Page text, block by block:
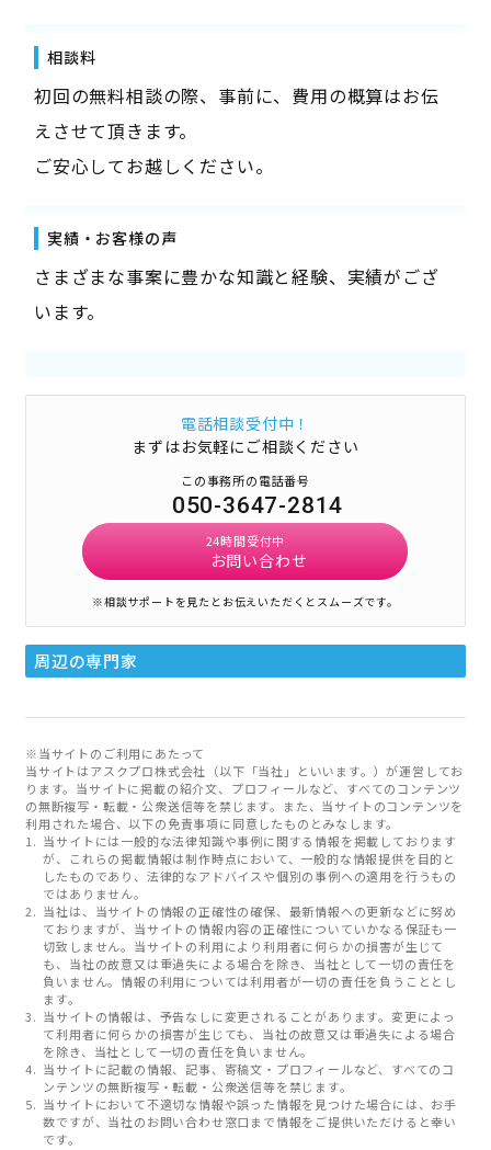
相談料
初回の無料相談の際、事前に、費用の概算はお伝
えさせて頂きます。
ご安心してお越しください。
実績・お客様の声
さまざまな事案に豊かな知識と経験、実績がござ
います。
電話相談受付中！
まずはお気軽にご相談ください
この事務所の電話番号
050-3647-2814
24時間受付中
お問い合わせ
※相談サポートを見たとお伝えいただくとスムーズです。
周辺の専門家
※当サイトのご利用にあたって
当サイトはアスクプロ株式会社（以下「当社」といいます。）が運営してお
ります。当サイトに掲載の紹介文、プロフィールなど、すべてのコンテンツ
の無断複写・転載・公衆送信等を禁じます。また、当サイトのコンテンツを
利用された場合、以下の免責事項に同意したものとみなします。
当サイトには一般的な法律知識や事例に関する情報を掲載しております
が、これらの掲載情報は制作時点において、一般的な情報提供を目的と
したものであり、法律的なアドバイスや個別の事例への適用を行うもの
ではありません。
当社は、当サイトの情報の正確性の確保、最新情報への更新などに努め
ておりますが、当サイトの情報内容の正確性についていかなる保証も一
切致しません。当サイトの利用により利用者に何らかの損害が生じて
も、当社の故意又は重過失による場合を除き、当社として一切の責任を
負いません。情報の利用については利用者が一切の責任を負うこととし
ます。
当サイトの情報は、予告なしに変更されることがあります。変更によっ
て利用者に何らかの損害が生じても、当社の故意又は重過失による場合
を除き、当社として一切の責任を負いません。
当サイトに記載の情報、記事、寄稿文・プロフィールなど、すべてのコ
ンテンツの無断複写・転載・公衆送信等を禁じます。
当サイトにおいて不適切な情報や誤った情報を見つけた場合には、お手
数ですが、当社のお問い合わせ窓口まで情報をご提供いただけると幸い
です。